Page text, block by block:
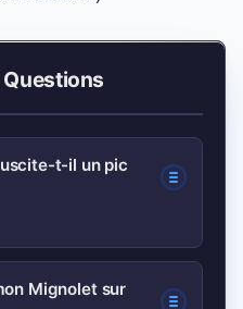
t-il un pic
de
Mignolet sur